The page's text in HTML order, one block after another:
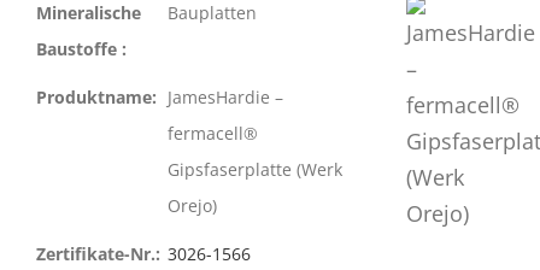
Mineralische
Baustoffe :
Bauplatten
Produktname: JamesHardie –
fermacell®
Gipsfaserplatte (Werk
Orejo)
Zertifikate-Nr.: 3026-1566